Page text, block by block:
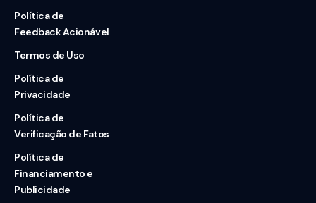
Política de
Feedback Acionável
Termos de Uso
Política de
Privacidade
Política de
Verificação de Fatos
Política de
Financiamento e
Publicidade